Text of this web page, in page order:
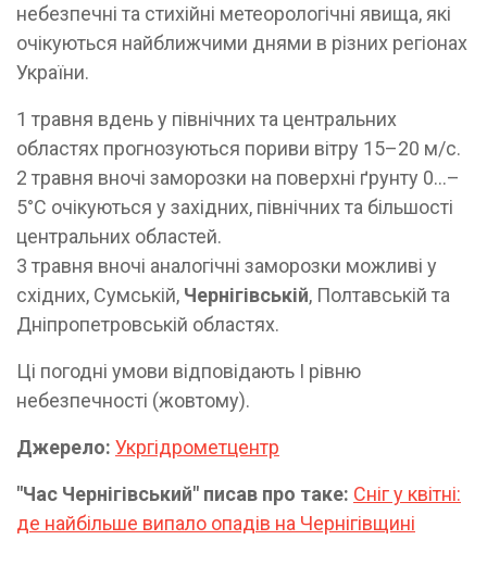
небезпечні та стихійні метеорологічні явища, які
очікуються найближчими днями в різних регіонах
України.
1 травня вдень у північних та центральних
областях прогнозуються пориви вітру 15–20 м/с.
2 травня вночі заморозки на поверхні ґрунту 0…–
5°C очікуються у західних, північних та більшості
центральних областей.
3 травня вночі аналогічні заморозки можливі у
східних, Сумській, Чернігівській, Полтавській та
Дніпропетровській областях.
Ці погодні умови відповідають І рівню
небезпечності (жовтому).
Джерело: Укргідрометцентр
"Час Чернігівський" писав про таке: Сніг у квітні:
де найбільше випало опадів на Чернігівщині